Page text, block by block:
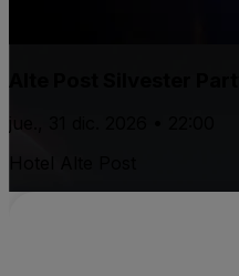
Alte Post Silvester Party